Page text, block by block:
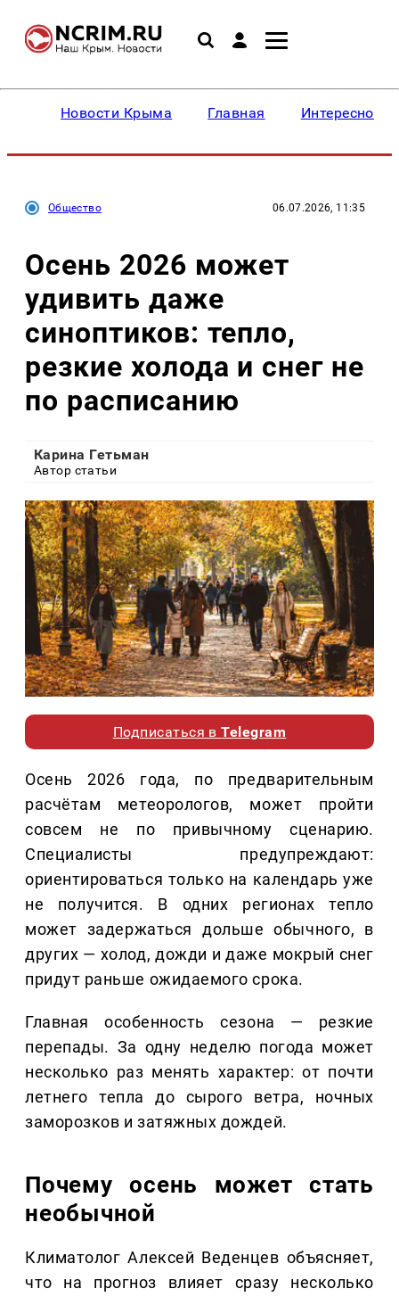
Новости Крыма Главная Интересное
Общество 06.07.2026, 11:35
Осень 2026 может
удивить даже
синоптиков: тепло,
резкие холода и снег не
по расписанию
Карина Гетьман
Автор статьи
Подписаться вTelegram
Осень 2026 года, по предварительным
расчётам метеорологов, может пройти
совсем не по привычному сценарию.
Специалисты предупреждают:
ориентироваться только на календарь уже
не получится. В одних регионах тепло
может задержаться дольше обычного, в
других — холод, дожди и даже мокрый снег
придут раньше ожидаемого срока.
Главная особенность сезона — резкие
перепады. За одну неделю погода может
несколько раз менять характер: от почти
летнего тепла до сырого ветра, ночных
заморозков и затяжных дождей.
Почему осень может стать
необычной
Климатолог Алексей Веденцев объясняет,
что на прогноз влияет сразу несколько